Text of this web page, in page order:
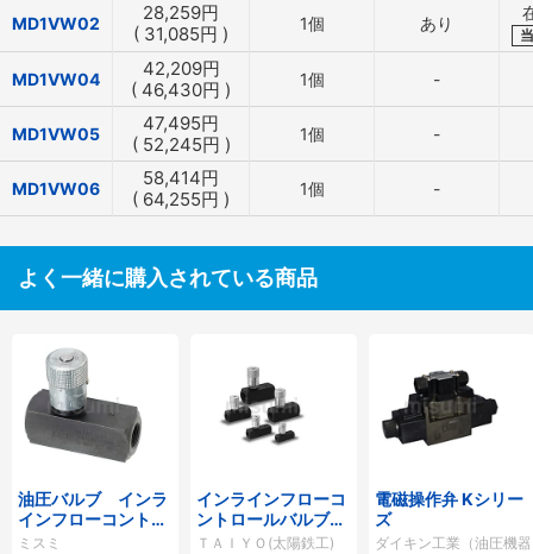
MD1VW02 28,259円
( 31,085円 ) 1個 あり
MD1VW04 42,209円
( 46,430円 ) 1個 -
MD1VW05 47,495円
( 52,245円 ) 1個 -
MD1VW06 58,414円
( 64,255円 ) 1個 -
よく一緒に購入されている商品
油圧バルブ インラ
インフローコントロ
ールバルブ
ミスミ
インラインフローコ
ントロールバルブ
8Fシリーズ
ＴＡＩＹＯ(太陽鉄工)
電磁操作弁 Kシリー
ズ
ダイキン工業（油圧機